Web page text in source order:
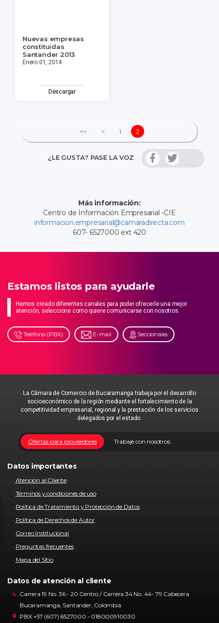
Nuevas empresas
constituidas
Santander 2013
Enero 01, 2014
Descargar
<< < 1 2
¿LE GUSTA? PASE LA VOZ
Más información:
Centro de Información Empresarial -CIE
informacion.empresarial@camaradirecta.com
607- 6527000 ext 420
Estamos listos para ayudarle
Hemos creado diferentes canales para poder ofrecerle una mejor
atención, seleccione como quiere comunicarse con nosotros.
Teléfono (PBX) E-mail Seccionales
La Cámara de Comercio de Bucaramanga trabaja por el desarrollo
socioeconómico de la región mediante el fortalecimiento de la
competitividad empresarial, regional y la prestación de los servicios
delegados por el estado.
Trabaje con nosotros
Ofertas para proveedores
Datos importantes
Atencion al Cliente
Términos y condiciones de uso
Política de Tratamiento y Protección de Datos
Política de Derechos de Autor
Correo Institucional
Preguntas frecuentes
Mapa del Sitio
Datos de atención al cliente
Carrera 19 No. 36 - 20 Centro / Carrera 34 No. 44- 79 Cabecera
Bucaramanga, Santander, Colombia
PBX +57 (607) 6527000 - 018000910030